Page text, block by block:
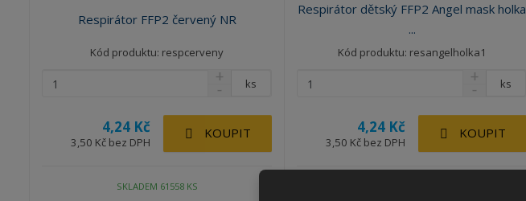
Respirátor FFP2 červený NR
Kód produktu: respcerveny
4,24 Kč
3,50 Kč bez DPH
ks
KOUPIT
SKLADEM 61558 KS
Respirátor dětský FFP2 Angel mask holka
...
Kód produktu: resangelholka1
4,24 Kč
3,50 Kč bez DPH
ks
KOUPIT